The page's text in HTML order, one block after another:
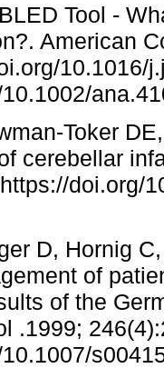
Tool -
American
10.1016/
Toker
cerebellar
doi.org/
D, Hornig
of
of the
.1999;